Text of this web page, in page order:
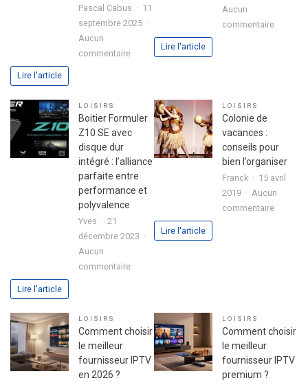
Pascal Cabus
11
septembre 2025
Aucun
commentairesur
réussir
son
premier
investissement
immobilier
en
toute
Lire l'article
Aucun
commentairesur
Lire l'article
LOISIRS
Boitier Formuler
Z10 SE avec
disque dur
intégré : l’alliance
parfaite entre
performance et
polyvalence
Yves
21
décembre 2023
Aucun
commentairesur
SE
disque
Lire l'article
LOISIRS
Colonie de
vacances :
conseils pour
bien l’organiser
Franck
15 avril
2019
Aucun
commentairesur
Lire l'article
LOISIRS
Comment choisir
le meilleur
fournisseur IPTV
en 2026 ?
LOISIRS
Comment choisir
le meilleur
fournisseur IPTV
premium ?